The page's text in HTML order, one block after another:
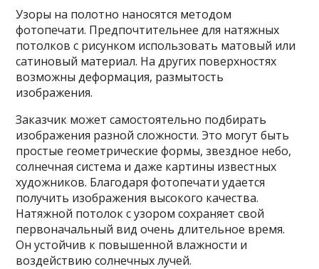
Узоры на полотно наносятся методом
фотопечати. Предпочтительнее для натяжных
потолков с рисунком использовать матовый или
сатиновый материал. На других поверхностях
возможны деформация, размытость
изображения.
Заказчик может самостоятельно подбирать
изображения разной сложности. Это могут быть
простые геометрические формы, звездное небо,
солнечная система и даже картины известных
художников. Благодаря фотопечати удается
получить изображения высокого качества.
Натяжной потолок с узором сохраняет свой
первоначальный вид очень длительное время.
Он устойчив к повышенной влажности и
воздействию солнечных лучей.